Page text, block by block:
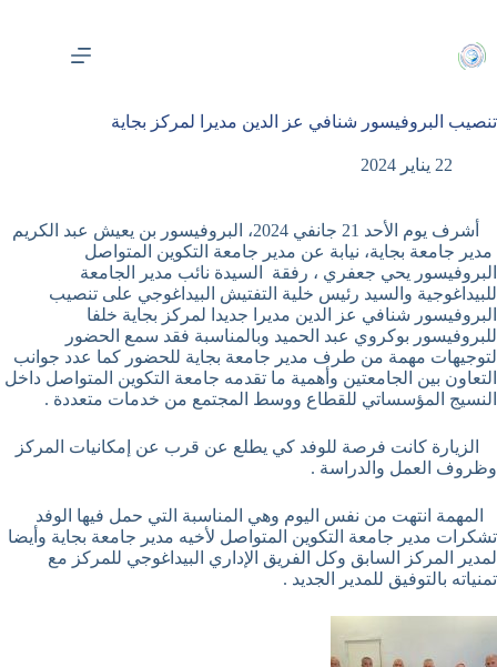
المحتوى
تنصيب البروفيسور شنافي عز الدين مديرا لمركز بجاية
22 يناير 2024
أشرف يوم الأحد 21 جانفي 2024، البروفيسور بن يعيش عبد الكريم
مدير جامعة بجاية، نيابة عن مدير جامعة التكوين المتواصل
البروفيسور يحي جعفري ، رفقة السيدة نائب مدير الجامعة
للبيداغوجية والسيد رئيس خلية التفتيش البيداغوجي على تنصيب
البروفيسور شنافي عز الدين مديرا جديدا لمركز بجاية خلفا
للبروفيسور بوكروي عبد الحميد وبالمناسبة فقد سمع الحضور
لتوجيهات مهمة من طرف مدير جامعة بجاية للحضور كما عدد جوانب
التعاون بين الجامعتين وأهمية ما تقدمه جامعة التكوين المتواصل داخل
النسيج المؤسساتي للقطاع ووسط المجتمع من خدمات متعددة .
الزيارة كانت فرصة للوفد كي يطلع عن قرب عن إمكانيات المركز
وظروف العمل والدراسة .
المهمة انتهت من نفس اليوم وهي المناسبة التي حمل فيها الوفد
تشكرات مدير جامعة التكوين المتواصل لأخيه مدير جامعة بجاية وأيضا
لمدير المركز السابق وكل الفريق الإداري البيداغوجي للمركز مع
تمنياته بالتوفيق للمدير الجديد .